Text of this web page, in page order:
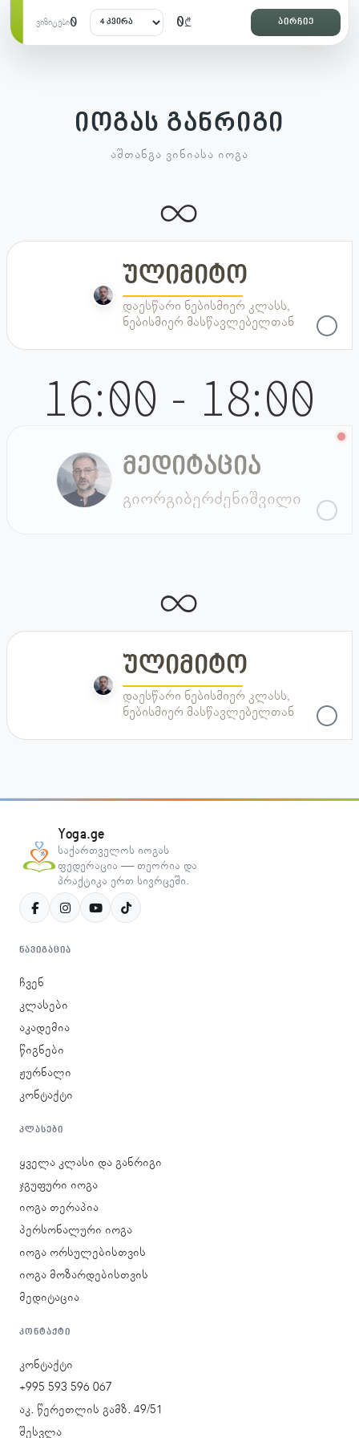
იოგას განრიგი
ᲐᲨᲗᲐᲜᲒᲐ ᲕᲘᲜᲘᲐᲡᲐ ᲘᲝᲒᲐ
ვიზიტები0 0₾ აირჩიე
∞
ულიმიტო
დაესწარი ნებისმიერ კლასს,
ნებისმიერ მასწავლებელთან
16:00 - 18:00
მედიტაცია
გიორგიბერძენიშვილი
∞
ულიმიტო
დაესწარი ნებისმიერ კლასს,
ნებისმიერ მასწავლებელთან
Yoga.ge
საქართველოს იოგას
ფედერაცია — თეორია და
პრაქტიკა ერთ სივრცეში.
ᲜᲐᲕᲘᲒᲐᲪᲘᲐ
ჩვენ
კლასები
აკადემია
წიგნები
ჟურნალი
კონტაქტი
ᲙᲚᲐᲡᲔᲑᲘ
ყველა კლასი და განრიგი
ჯგუფური იოგა
იოგა თერაპია
პერსონალური იოგა
იოგა ორსულებისთვის
იოგა მოზარდებისთვის
მედიტაცია
ᲙᲝᲜᲢᲐᲥᲢᲘ
კონტაქტი
+995 593 596 067
აკ. წერეთლის გამზ. 49/51
შესვლა